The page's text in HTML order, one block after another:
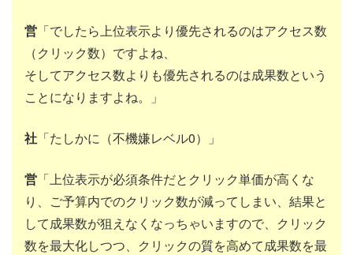
営 「でしたら上位表示より優先されるのはアクセス数
（クリック数）ですよね、
そしてアクセス数よりも優先されるのは成果数という
ことになりますよね。」
社 「たしかに（不機嫌レベル0）」
営 「上位表示が必須条件だとクリック単価が高くな
り、ご予算内でのクリック数が減ってしまい、結果と
して成果数が狙えなくなっちゃいますので、クリック
数を最大化しつつ、クリックの質を高めて成果数を最